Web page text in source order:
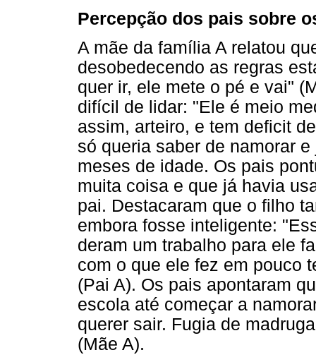
Percepção dos pais sobre
A mãe da família A relatou
desobedecendo as regras
quer ir, ele mete o pé e vai"
difícil de lidar: "Ele é meio
assim, arteiro, e tem deficit
só queria saber de namorar
meses de idade. Os pais
muita coisa e que já havia
pai. Destacaram que o filho
embora fosse inteligente:
deram um trabalho para ele
com o que ele fez em pouco
(Pai A). Os pais apontaram
escola até começar a
querer sair. Fugia de
(Mãe A).